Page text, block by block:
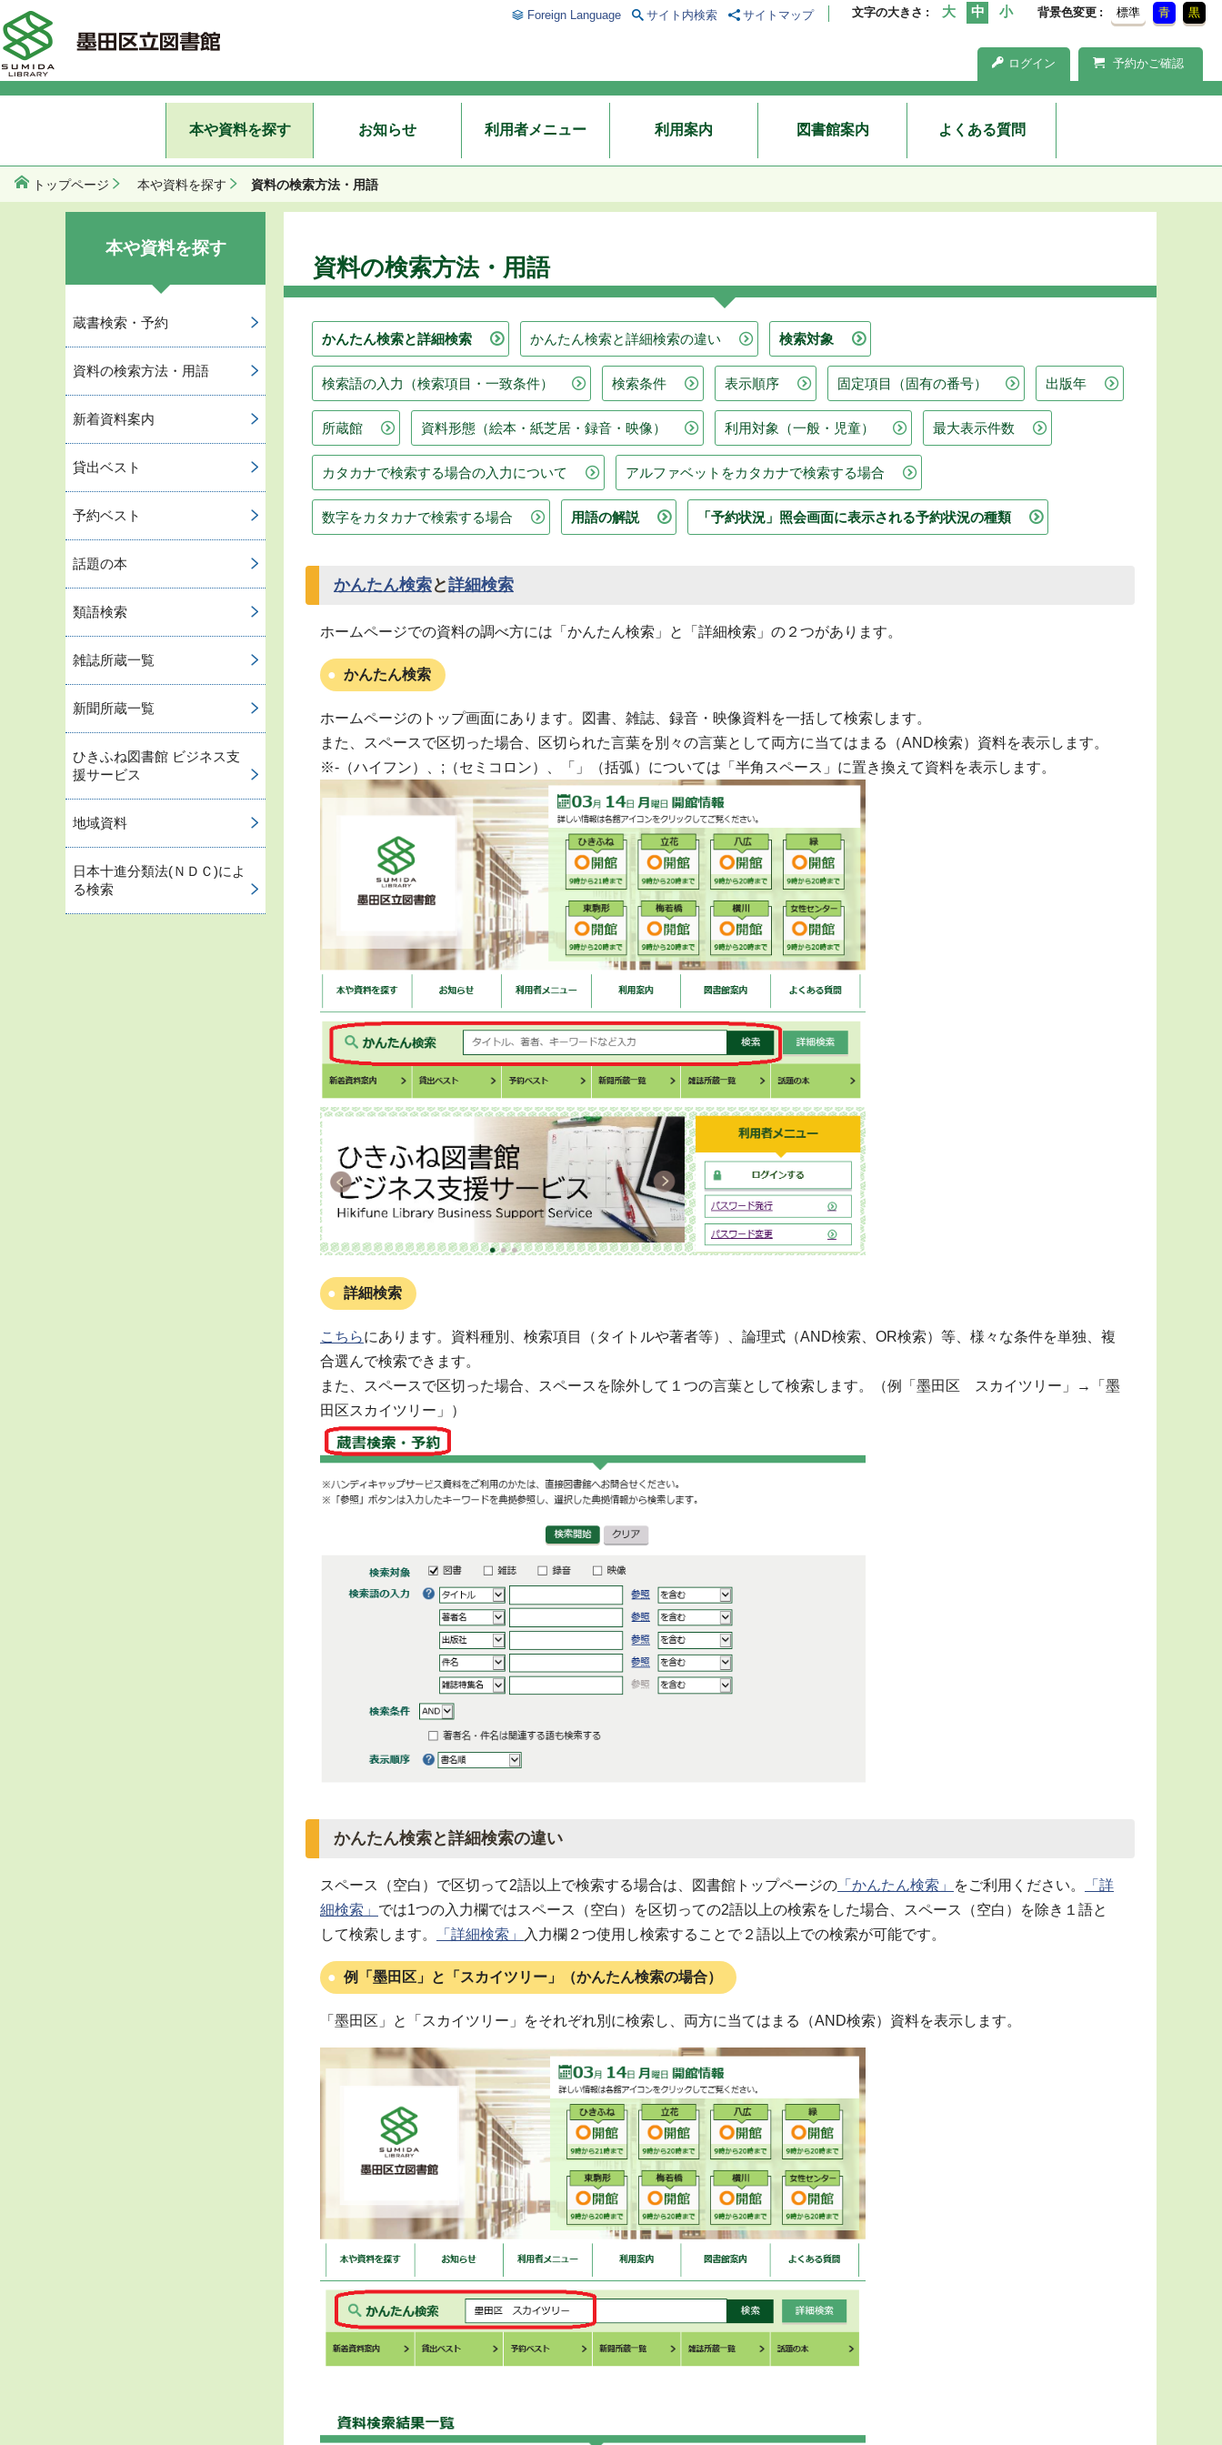
文字の大きさ 背景色変更 標準 青 黒
ログイン 予約かご確認
Foreign Language サイト内検索 サイトマップ
本や資料を探す お知らせ 利用者メニュー 利用案内 図書館案内 よくある質問
トップページ 本や資料を探す 資料の検索方法・用語
資料の検索方法・用語
かんたん検索と詳細検索 かんたん検索と詳細検索の違い 検索対象
検索語の入力（検索項目・一致条件） 検索条件 表示順序 固定項目（固有の番号） 出版年
所蔵館 資料形態（絵本・紙芝居・録音・映像） 利用対象（一般・児童） 最大表示件数
カタカナで検索する場合の入力について アルファベットをカタカナで検索する場合
数字をカタカナで検索する場合 用語の解説 「予約状況」照会画面に表示される予約状況の種類
かんたん検索と詳細検索
ホームページでの資料の調べ方には「かんたん検索」と「詳細検索」の２つがあります。
かんたん検索
ホームページのトップ画面にあります。図書、雑誌、録音・映像資料を一括して検索します。
また、スペースで区切った場合、区切られた言葉を別々の言葉として両方に当てはまる（AND検索）資料を表示します。
※-（ハイフン）、;（セミコロン）、「」（括弧）については「半角スペース」に置き換えて資料を表示します。
詳細検索
こちらにあります。資料種別、検索項目（タイトルや著者等）、論理式（AND検索、OR検索）等、様々な条件を単独、複
合選んで検索できます。
また、スペースで区切った場合、スペースを除外して１つの言葉として検索します。（例「墨田区 スカイツリー」→「墨
田区スカイツリー」）
かんたん検索と詳細検索の違い
スペース（空白）で区切って2語以上で検索する場合は、図書館トップページの 「かんたん検索」 をご利用ください。
「詳
細検索」 では1つの入力欄ではスペース（空白）を区切っての2語以上の検索をした場合、スペース（空白）を除き１語と
して検索します。
「詳細検索」 入力欄２つ使用し検索することで２語以上での検索が可能です。
例「墨田区」と「スカイツリー」（かんたん検索の場合）
「墨田区」と「スカイツリー」をそれぞれ別に検索し、両方に当てはまる（AND検索）資料を表示します。
本や資料を探す
蔵書検索・予約
資料の検索方法・用語
新着資料案内
貸出ベスト
予約ベスト
話題の本
類語検索
雑誌所蔵一覧
新聞所蔵一覧
ひきふね図書館 ビジネス支
援サービス
地域資料
日本十進分類法(ＮＤＣ)によ
る検索